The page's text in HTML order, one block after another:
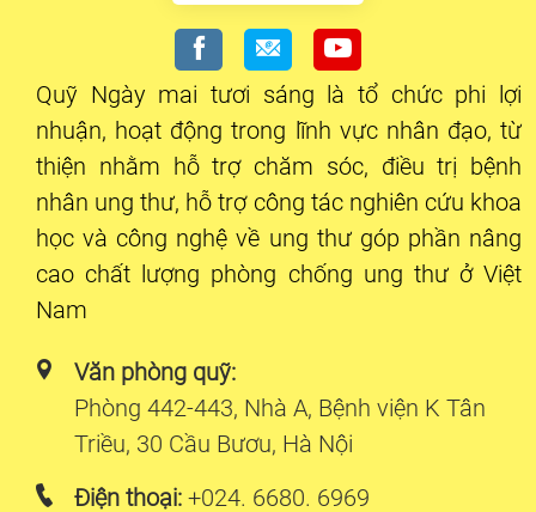
Quỹ Ngày mai tươi sáng là tổ chức phi lợi
nhuận, hoạt động trong lĩnh vực nhân đạo, từ
thiện nhằm hỗ trợ chăm sóc, điều trị bệnh
nhân ung thư, hỗ trợ công tác nghiên cứu khoa
học và công nghệ về ung thư góp phần nâng
cao chất lượng phòng chống ung thư ở Việt
Nam
Văn phòng quỹ:
Phòng 442-443, Nhà A, Bệnh viện K Tân
Triều, 30 Cầu Bươu, Hà Nội
Điện thoại: +024. 6680. 6969